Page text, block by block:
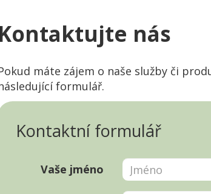
Kontaktujte nás
máte zájem o naše služby či
formulář.
Kontaktní formulář
Vaše jméno